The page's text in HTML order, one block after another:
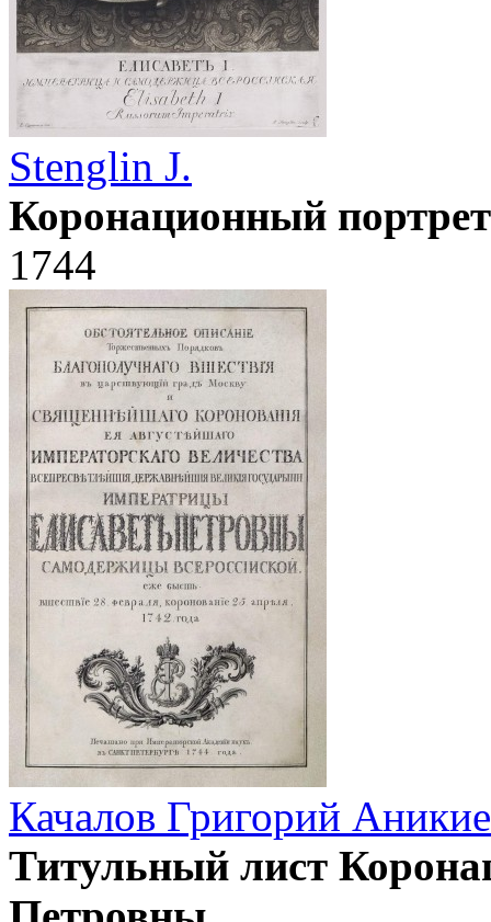
Stenglin J.
Коронационный
1744
Качалов Григорий
Титульный лист